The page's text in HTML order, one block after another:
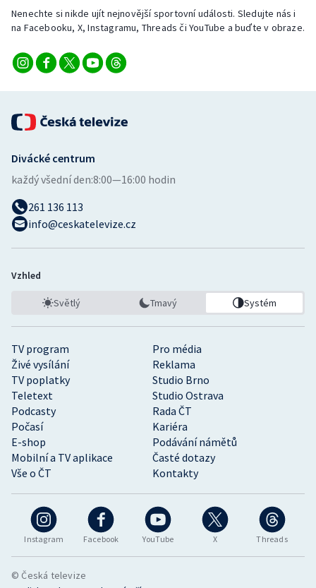
Nenechte si nikde ujít nejnovější sportovní události. Sledujte nás i
na Facebooku, X, Instagramu, Threads či YouTube a buďte v obraze.
Instagram Facebook YouTube X Threads
TV program
Pro média
Živé vysílání
Reklama
TV poplatky
Studio Brno
Teletext
Studio Ostrava
Podcasty
Rada ČT
Počasí
Kariéra
E-shop
Podávání námětů
Mobilní a TV aplikace
Časté dotazy
Vše o ČT
Kontakty
Divácké centrum
každý všední den:8:00—16:00 hodin
261 136 113
info@ceskatelevize.cz
Vzhled
Světlý Tmavý Systém
© Česká televize